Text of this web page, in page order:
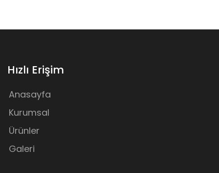
Hızlı Erişim
Anasayfa
Kurumsal
Ürünler
Galeri